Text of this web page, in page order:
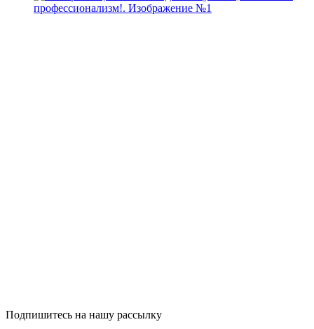
Подпишитесь на нашу рассылку